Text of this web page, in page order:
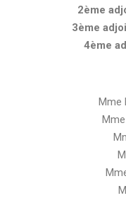
2ème
3ème
4ème
Mme